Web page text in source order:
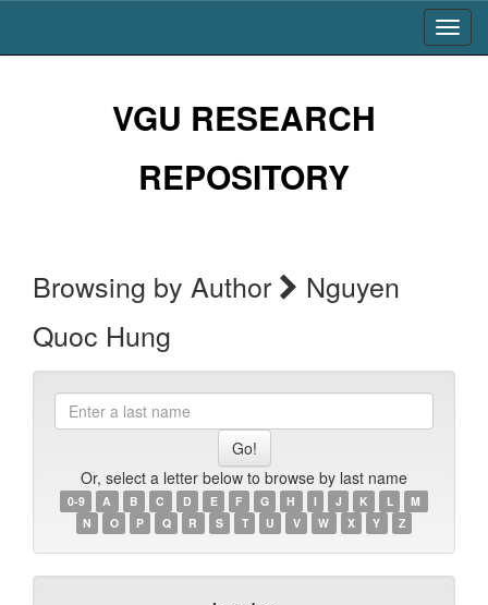
VGU RESEARCH
REPOSITORY
Browsing by Author
Nguyen
Quoc Hung
a
last
name
Or, select a letter below to browse by last name
0-9 A B C D E F G H I J K L
M
N
O P Q R S T U V W X Y Z